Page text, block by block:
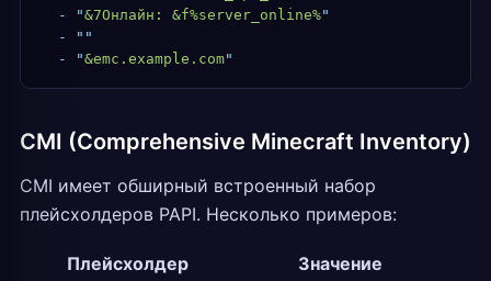
  -
"&7Онлайн: &f%server_online%"
  -
""
  -
"&emc.example.com"
CMI (Comprehensive Minecraft Inventory)
CMI имеет обширный встроенный набор
плейсхолдеров PAPI. Несколько примеров:
Плейсхолдер Значение